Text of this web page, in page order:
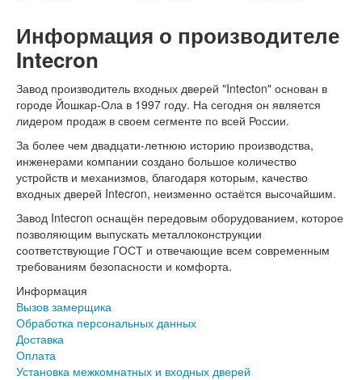
Двери ВанМарк
Шпон текстурированный
Эмалекс
Эмаль
Серия Дебют
Серия Нео
Серия Симпл
Серия Синди
Серия Скай
Серия Стефани
Двери Верда
ПЭТ Верда
Коллекция дверей Альтекс
Коллекция дверей Элеганс
Коллекция дверей Некст
Двери Дворецкий
Информация о производителе
Intecron
Завод производитель входных дверей "Intecton" основан в
городе Йошкар-Ола в 1997 году. На сегодня он является
лидером продаж в своем сегменте по всей России.
За более чем двадцати-летнюю историю производства,
инженерами компании создано большое количество
устройств и механизмов, благодаря которым, качество
входных дверей Intecron, неизменно остаётся высочайшим.
Завод Intecron оснащён передовым оборудованием, которое
позволяющим выпускать металлоконструкции
соответствующие ГОСТ и отвечающие всем современным
требованиям безопасности и комфорта.
Информация
Вызов замерщика
Обработка персональных данных
Доставка
Оплата
Установка межкомнатных и входных дверей